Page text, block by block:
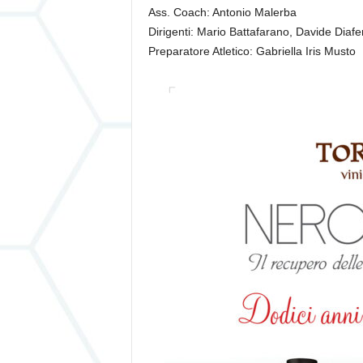
Ass. Coach: Antonio Malerba
Dirigenti: Mario Battafarano, Davide
Preparatore Atletico: Gabriella Iris Musto